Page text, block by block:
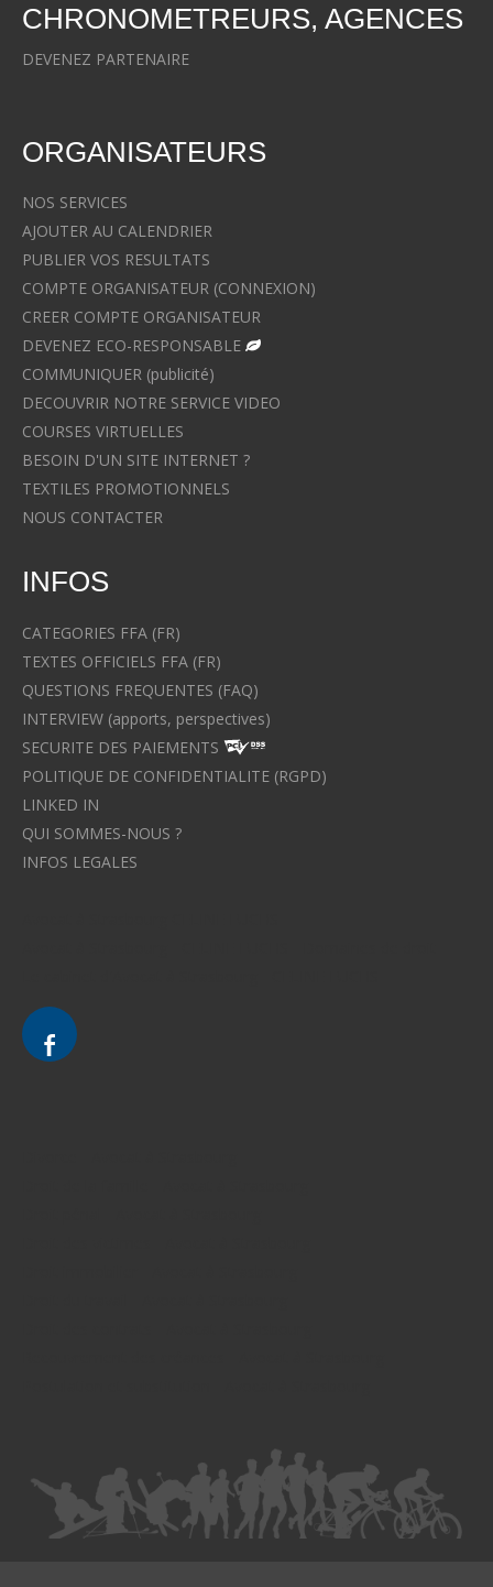
CHRONOMETREURS, AGENCES
DEVENEZ PARTENAIRE
ORGANISATEURS
NOS SERVICES
AJOUTER AU CALENDRIER
PUBLIER VOS RESULTATS
COMPTE ORGANISATEUR (CONNEXION)
CREER COMPTE ORGANISATEUR
DEVENEZ ECO-RESPONSABLE
COMMUNIQUER (publicité)
DECOUVRIR NOTRE SERVICE VIDEO
COURSES VIRTUELLES
BESOIN D'UN SITE INTERNET ?
TEXTILES PROMOTIONNELS
NOUS CONTACTER
INFOS
CATEGORIES FFA (FR)
TEXTES OFFICIELS FFA (FR)
QUESTIONS FREQUENTES (FAQ)
INTERVIEW (apports, perspectives)
SECURITE DES PAIEMENTS
POLITIQUE DE CONFIDENTIALITE (RGPD)
LINKED IN
QUI SOMMES-NOUS ?
INFOS LEGALES